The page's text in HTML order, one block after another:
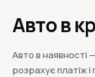
Авто в
Авто в наявності
розрахує платіж